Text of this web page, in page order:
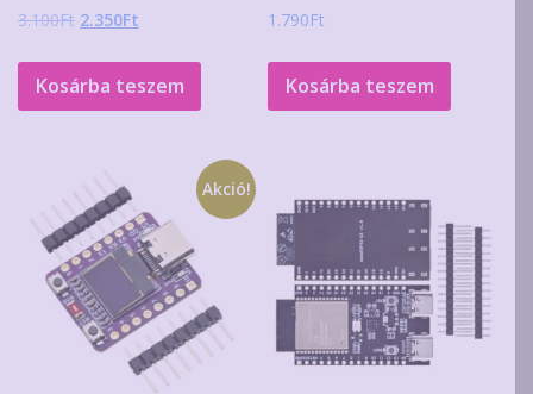
3.100Ft Original
was:
3.100Ft.
2.350Ft
is:
2.350Ft.
Kosárba teszem
1.790Ft
Kosárba teszem
Akció!